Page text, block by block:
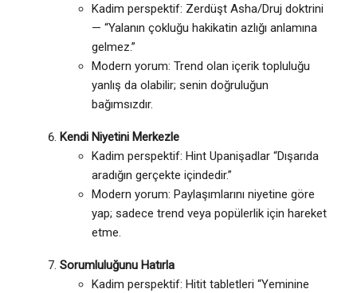
Kadim perspektif: Zerdüşt Asha/Druj doktrini
— “Yalanın çokluğu hakikatin azlığı anlamına
gelmez.”
Modern yorum: Trend olan içerik topluluğu
yanlış da olabilir; senin doğruluğun
bağımsızdır.
Kendi Niyetini Merkezle
Kadim perspektif: Hint Upanişadlar “Dışarıda
aradığın gerçekte içindedir.”
Modern yorum: Paylaşımlarını niyetine göre
yap; sadece trend veya popülerlik için hareket
etme.
Sorumluluğunu Hatırla
Kadim perspektif: Hitit tabletleri “Yeminine